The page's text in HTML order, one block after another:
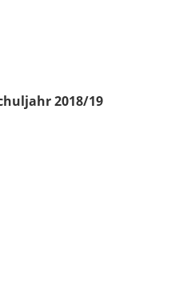
2018/19